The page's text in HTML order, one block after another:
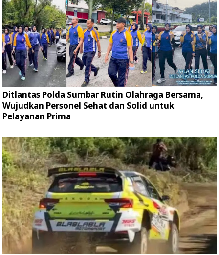
Ditlantas Polda Sumbar Rutin Olahraga Bersama,
Wujudkan Personel Sehat dan Solid untuk
Pelayanan Prima